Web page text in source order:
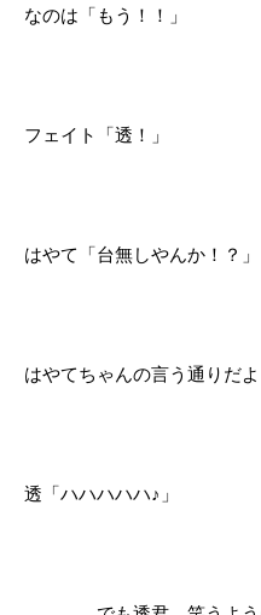
なのは「もう！！」
フェイト「透！」
はやて「台無しやんか！？」
はやてちゃんの言う通りだよ
透「ハハハハハ♪」